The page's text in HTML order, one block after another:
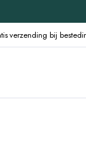
verzending bij